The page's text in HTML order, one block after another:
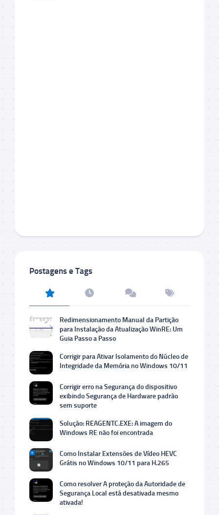
Postagens e Tags
Redimensionamento Manual da Partição
para Instalação da Atualização WinRE: Um
Guia Passo a Passo
Corrigir para Ativar Isolamento do Núcleo de
Integridade da Memória no Windows 10/11
Corrigir erro na Segurança do dispositivo
exibindo Segurança de Hardware padrão
sem suporte
Solução: REAGENTC.EXE: A imagem do
Windows RE não foi encontrada
Como Instalar Extensões de Vídeo HEVC
Grátis no Windows 10/11 para H.265
Como resolver A proteção da Autoridade de
Segurança Local está desativada mesmo
ativada!